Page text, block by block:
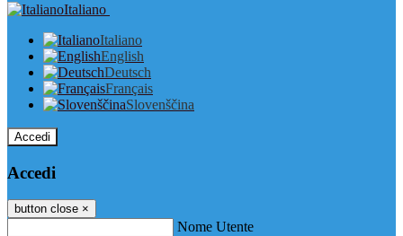
Italiano
Italiano
English
Deutsch
Français
Slovenščina
Accedi
Accedi
button close ×
Nome Utente